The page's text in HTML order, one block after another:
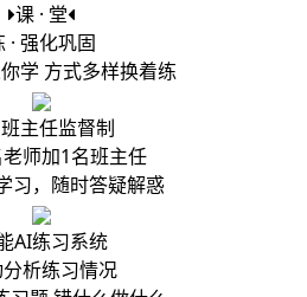
课 · 堂
· 强化巩固
学 方式多样换着练
主任监督制
师加1名班主任
习，随时答疑解惑
AI练习系统
分析练习情况